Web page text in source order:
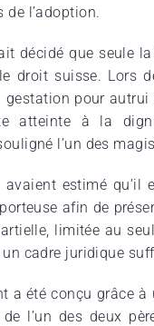
l’adoption.
décidé que seule
droit suisse. Lors
pour autrui
atteinte à la
l’un des
estimé qu’il
afin de
limitée au
un cadre juridique
a été conçu grâce
l’un des deux